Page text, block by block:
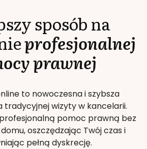
sposób na
profesjonalnej
prawnej
to nowoczesna i szybsza
wizyty w kancelarii.
pomoc prawną bez
oszczędzając Twój czas i
pełną dyskrecję.